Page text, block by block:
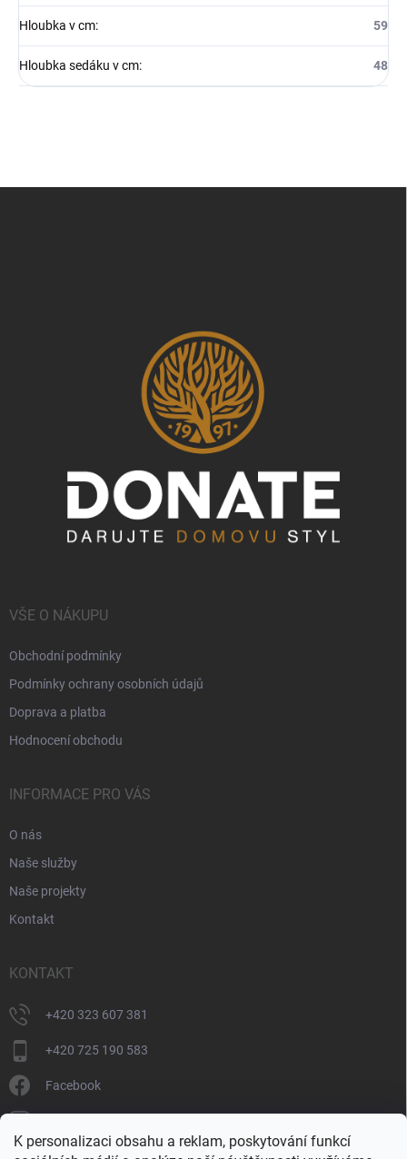
K personalizaci obsahu a reklam, poskytování funkcí
Hloubka v cm: 59
Hloubka sedáku v cm: 48
VŠE O NÁKUPU
Obchodní podmínky
Podmínky ochrany osobních údajů
Doprava a platba
Hodnocení obchodu
INFORMACE PRO VÁS
O nás
Naše služby
Naše projekty
Kontakt
KONTAKT
+420 323 607 381
+420 725 190 583
Facebook